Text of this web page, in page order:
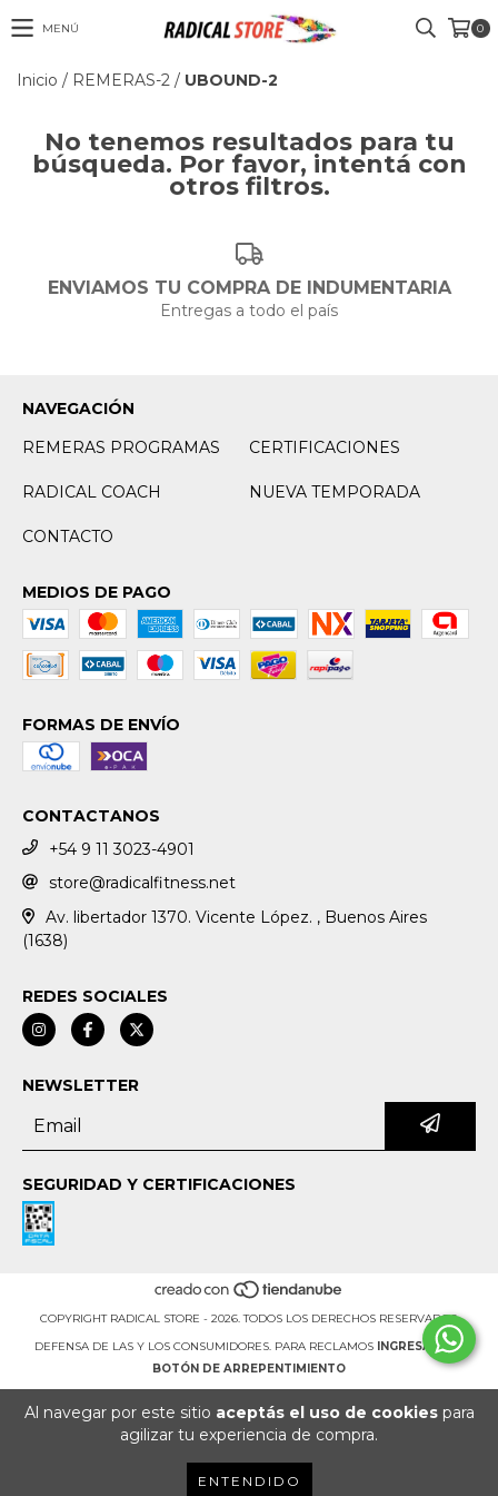
Al navegar por este sitio aceptás el uso de cookiespara
agilizar tu experiencia de compra.
ENTENDIDO
MENÚ 0
Inicio / REMERAS-2 / UBOUND-2
No tenemos resultados para tu
búsqueda. Por favor, intentá con
otros filtros.
ENVIAMOS TU COMPRA DE INDUMENTARIA
Entregas a todo el país
NAVEGACIÓN
REMERAS PROGRAMAS
CERTIFICACIONES
RADICAL COACH NUEVA TEMPORADA
CONTACTO
MEDIOS DE PAGO
FORMAS DE ENVÍO
CONTACTANOS
+54 9 11 3023-4901
store@radicalfitness.net
Av. libertador 1370. Vicente López. , Buenos Aires
(1638)
REDES SOCIALES
NEWSLETTER
SEGURIDAD Y CERTIFICACIONES
COPYRIGHT RADICAL STORE - 2026. TODOS LOS DERECHOS RESERVADOS.
DEFENSA DE LAS Y LOS CONSUMIDORES. PARA RECLAMOS
INGRESÁ ACÁ.
BOTÓN DE ARREPENTIMIENTO